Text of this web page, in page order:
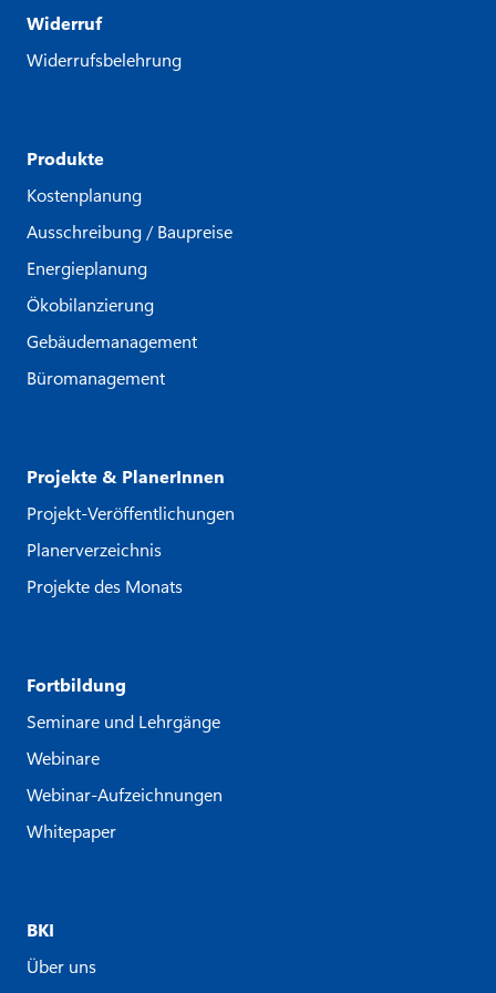
Widerruf
Widerrufsbelehrung
Produkte
Kostenplanung
Ausschreibung / Baupreise
Energieplanung
Ökobilanzierung
Gebäudemanagement
Büromanagement
Projekte & PlanerInnen
Projekt-Veröffentlichungen
Planerverzeichnis
Projekte des Monats
Fortbildung
Seminare und Lehrgänge
Webinare
Webinar-Aufzeichnungen
Whitepaper
BKI
Über uns